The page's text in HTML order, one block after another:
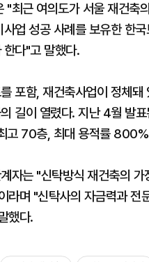
"최근 여의도가 서울 재건축
업 성공 사례를 보유한 한
한다"고 말했다.
포함, 재건축사업이 정체
길이 열렸다. 지난 4월 발
고 70층, 최대 용적률
자는 "신탁방식 재건축의
라며 "신탁사의 자금력과 전
했다.